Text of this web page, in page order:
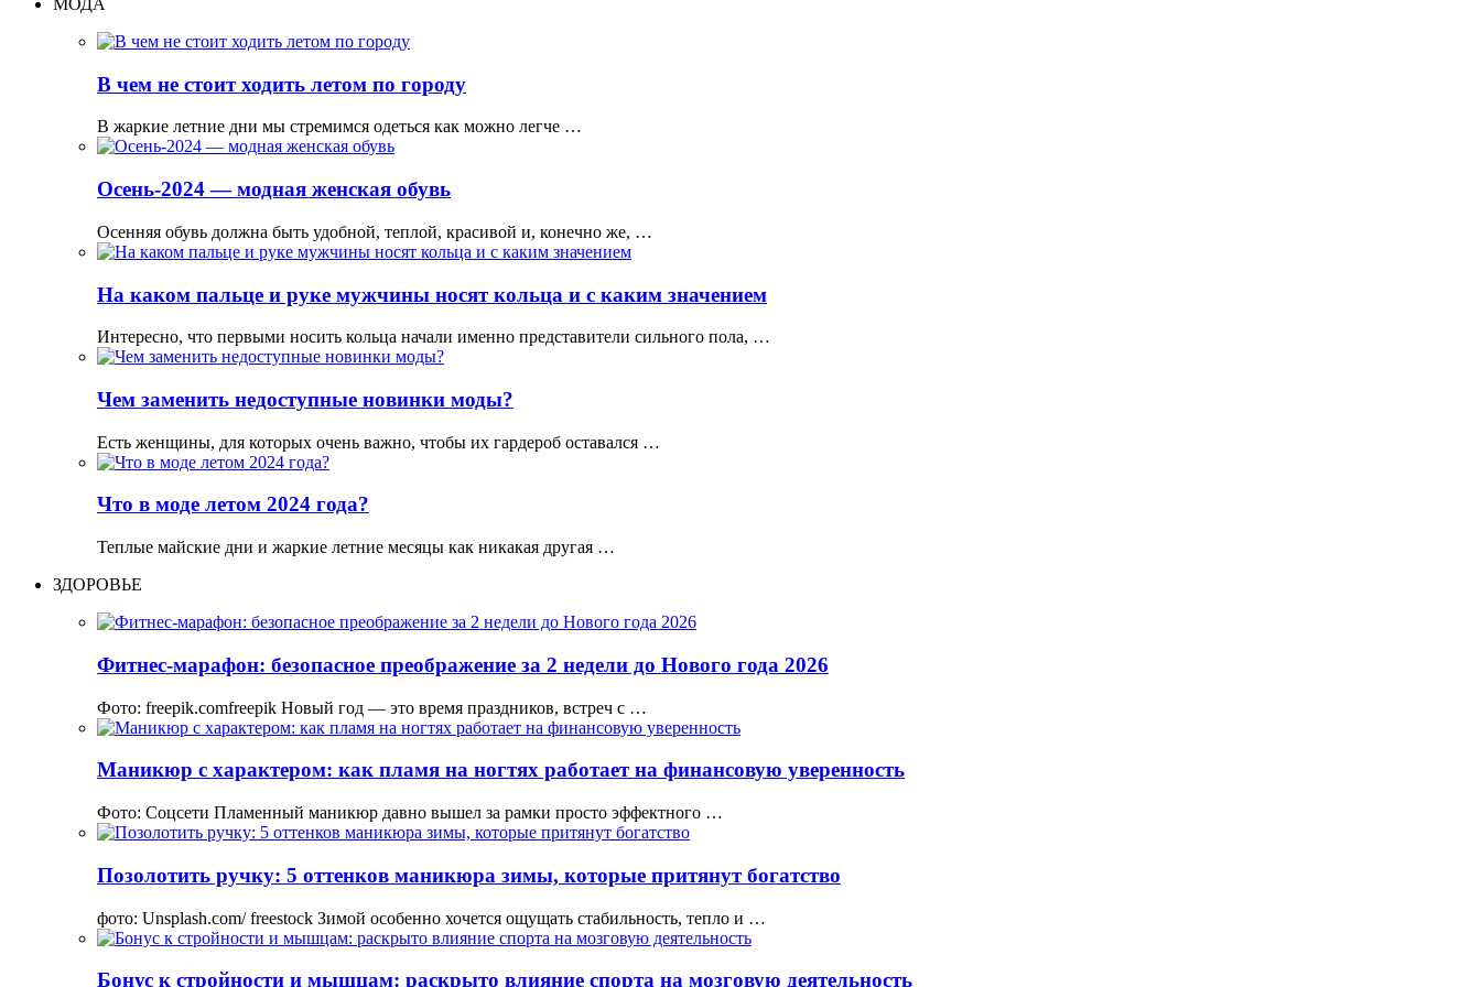
МОДА
В чем не стоит ходить летом по городу
В жаркие летние дни мы стремимся одеться как можно легче …
Осень-2024 — модная женская обувь
Осенняя обувь должна быть удобной, теплой, красивой и, конечно же, …
На каком пальце и руке мужчины носят кольца и с каким значением
Интересно, что первыми носить кольца начали именно представители сильного пола, …
Чем заменить недоступные новинки моды?
Есть женщины, для которых очень важно, чтобы их гардероб оставался …
Что в моде летом 2024 года?
Теплые майские дни и жаркие летние месяцы как никакая другая …
ЗДОРОВЬЕ
Фитнес-марафон: безопасное преображение за 2 недели до Нового года 2026
Фото: freepik.comfreepik Новый год — это время праздников, встреч с …
Маникюр с характером: как пламя на ногтях работает на финансовую уверенность
Фото: Соцсети Пламенный маникюр давно вышел за рамки просто эффектного …
Позолотить ручку: 5 оттенков маникюра зимы, которые притянут богатство
фото: Unsplash.com/ freestock Зимой особенно хочется ощущать стабильность, тепло и …
Бонус к стройности и мышцам: раскрыто влияние спорта на мозговую деятельность